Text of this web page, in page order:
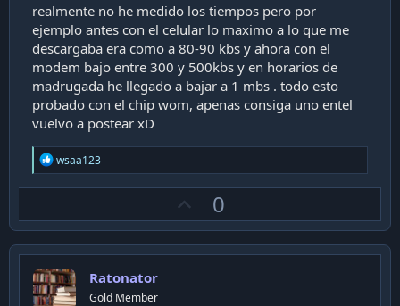
realmente no he medido los tiempos pero por
ejemplo antes con el celular lo maximo a lo que me
descargaba era como a 80-90 kbs y ahora con el
modem bajo entre 300 y 500kbs y en horarios de
madrugada he llegado a bajar a 1 mbs . todo esto
probado con el chip wom, apenas consiga uno entel
vuelvo a postear xD
R
e
a
i
o
n
s
:
wsaa123
p
v
0
Ratonator
Gold Member